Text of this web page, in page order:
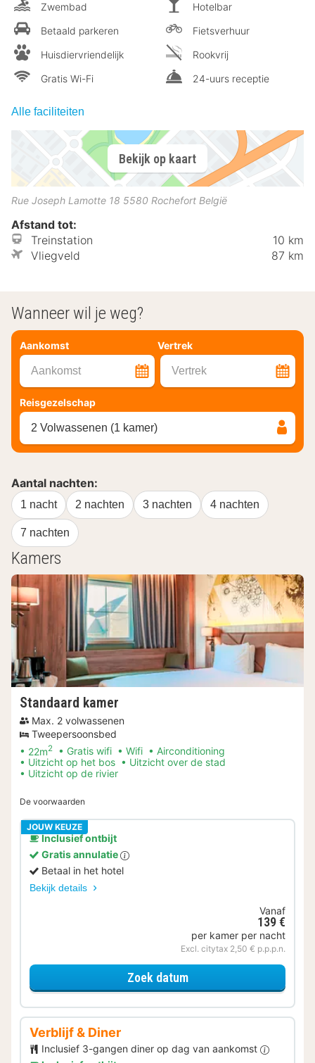
Zwembad
Betaald parkeren
Huisdiervriendelijk
Gratis Wi-Fi
Hotelbar
Fietsverhuur
Rookvrij
24-uurs receptie
Alle faciliteiten
Bekijk op kaart
Rue Joseph Lamotte 18 5580 Rochefort België
Afstand tot:
Treinstation
10 km
Vliegveld
87 km
Wanneer wil je weg?
Aankomst Vertrek
Aankomst Vertrek
Reisgezelschap
2 Volwassenen (1 kamer)
Aantal nachten:
1 nacht 2 nachten 3 nachten 4 nachten
7 nachten
Kamers
Standaard kamer
Max. 2 volwassenen
Tweepersoonsbed
22m2 Gratis wifi Wifi
Airconditioning
Uitzicht op het bos
Uitzicht over de stad
Uitzicht op de rivier
De voorwaarden
JOUW KEUZE
Inclusief ontbijt
Gratis annulatie
Betaal in het hotel
Bekijk details
Vanaf
139 €
per kamer per nacht
Excl. citytax 2,50 € p.p.p.n.
Zoek datumvoor Standaard kamer
Verblijf & Diner
Inclusief 3-gangen diner op dag van aankomst